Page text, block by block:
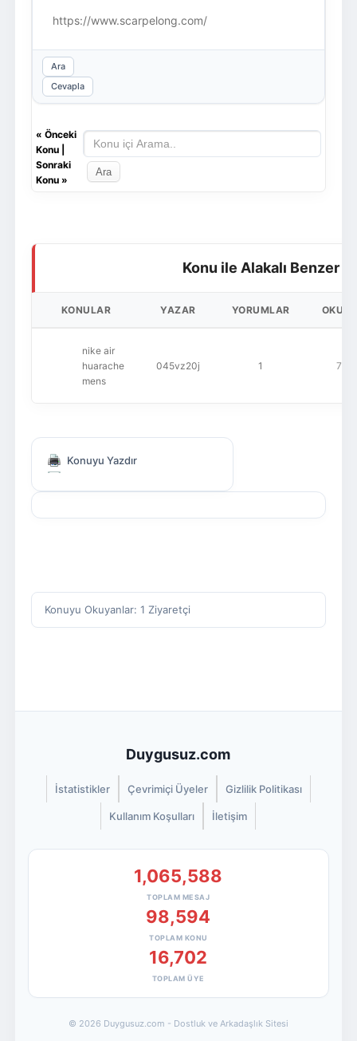
https://www.scarpelong.com/
Ara
Cevapla
« Önceki
Konu|
Sonraki
Konu»
Konu ile Alakalı Benzer
KONULAR YAZAR YORUMLAR
nike air
huarache
mens
045vz20j 1 776
Konuyu Yazdır
Konuyu Okuyanlar: 1 Ziyaretçi
Duygusuz.com
İstatistikler Çevrimiçi Üyeler Gizlilik Politikası
Kullanım Koşulları İletişim
1,065,588
TOPLAM MESAJ
98,594
TOPLAM KONU
16,702
TOPLAM ÜYE
© 2026 Duygusuz.com - Dostluk ve Arkadaşlık Sitesi